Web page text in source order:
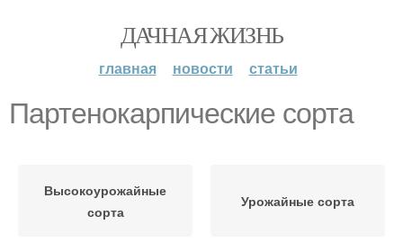
ДАЧНАЯ ЖИЗНЬ
главная новости статьи
Партенокарпические сорта
Высокоурожайные
сорта
Урожайные сорта